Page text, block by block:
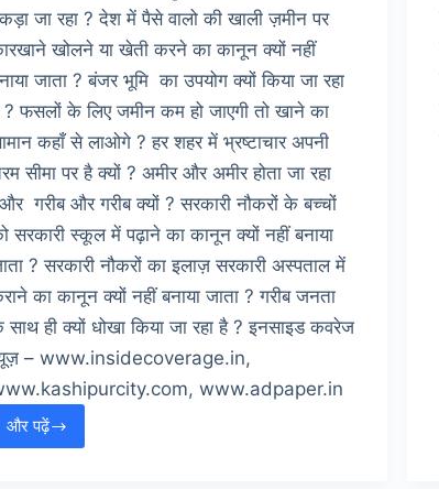
जा रहा ? देश में पैसे वालो की खाली ज़मीन पर
खोलने या खेती करने का कानून क्यों नहीं
जाता ? बंजर भूमि का उपयोग क्यों किया जा रहा
? फसलों के लिए जमीन कम हो जाएगी तो खाने का
कहाँ से लाओगे ? हर शहर में भ्रष्टाचार अपनी
सीमा पर है क्यों ? अमीर और अमीर होता जा रहा
गरीब और गरीब क्यों ? सरकारी नौकरों के बच्चों
सरकारी स्कूल में पढ़ाने का कानून क्यों नहीं बनाया
? सरकारी नौकरों का इलाज़ सरकारी अस्पताल में
का कानून क्यों नहीं बनाया जाता ? गरीब जनता
साथ ही क्यों धोखा किया जा रहा है ? इनसाइड कवरेज
– www.insidecoverage.in,
www.adpaper.in
और पढ़ें
मोदी